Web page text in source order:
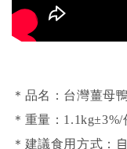
＊品名：台灣薑母
＊重量：1.1kg±3%/
＊建議食用方式：